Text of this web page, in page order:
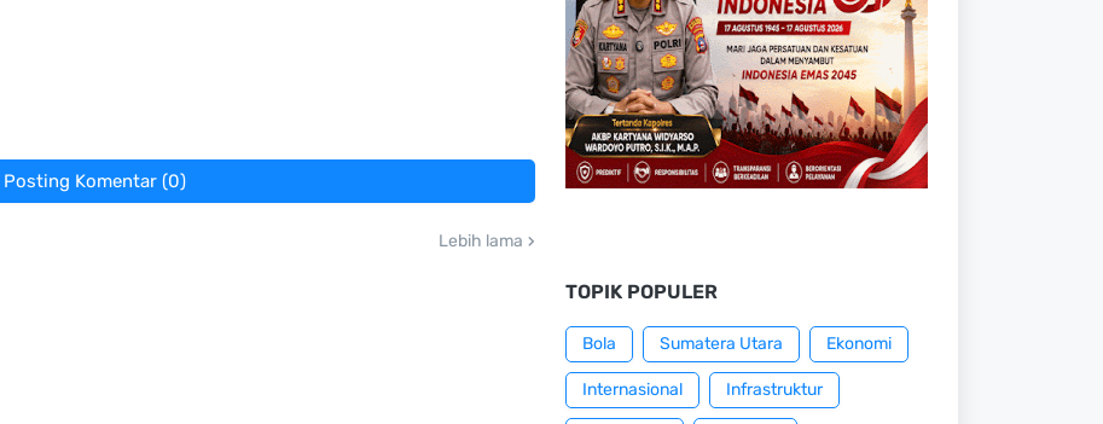
Posting Komentar (0)
Lebih lama
TOPIK POPULER
Bola Sumatera Utara Ekonomi
Internasional Infrastruktur